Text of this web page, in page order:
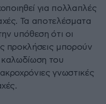
για πολλαπλές
Τα αποτελέσματα
υπόθεση ότι οι
προκλήσεις μπορούν
του
γνωστικές